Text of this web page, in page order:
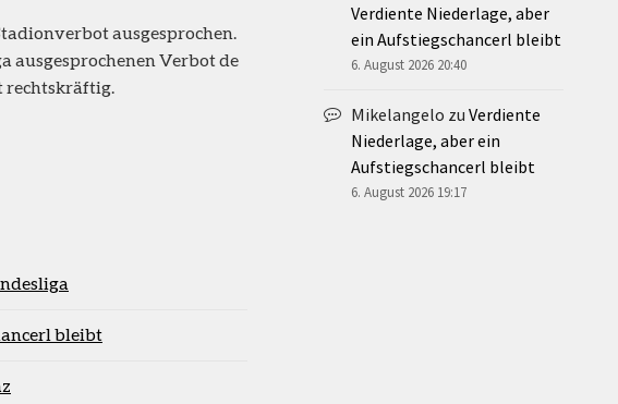
ausgesprochen.
ausgesprochenen Verbot de
rechtskräftig.
bleibt
Verdiente Niederlage, aber
ein Aufstiegschancerl bleibt
6. August 2026 20:40
Mikelangelo zu Verdiente
Niederlage, aber ein
Aufstiegschancerl bleibt
6. August 2026 19:17